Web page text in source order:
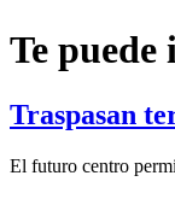
Te puede
Traspasan
El futuro centro